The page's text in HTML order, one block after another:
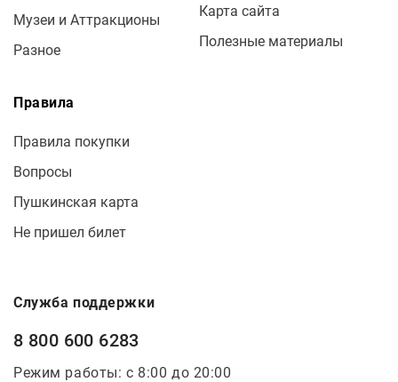
Музеи и Аттракционы
Разное
Карта сайта
Полезные материалы
Правила
Правила покупки
Вопросы
Пушкинская карта
Не пришел билет
Служба поддержки
8 800 600 6283
Режим работы: с 8:00 до 20:00